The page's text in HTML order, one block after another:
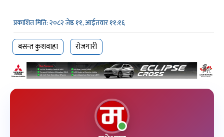
प्रकाशित मिति: २०८२ जेष्ठ ११, आईतवार ११:१६
बसन्त कुशवाहा रोजगारी